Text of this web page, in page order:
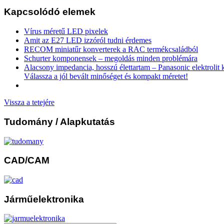
Kapcsolódó elemek
Vírus méretű LED pixelek
Amit az E27 LED izzóról tudni érdemes
RECOM miniatűr konverterek a RAC termékcsaládból
Schurter komponensek – megoldás minden problémára
Alacsony impedancia, hosszú élettartam – Panasonic elektrolit
Válassza a jól bevált minőséget és kompakt méretet!
Vissza a tetejére
Tudomány / Alapkutatás
CAD/CAM
Járműelektronika